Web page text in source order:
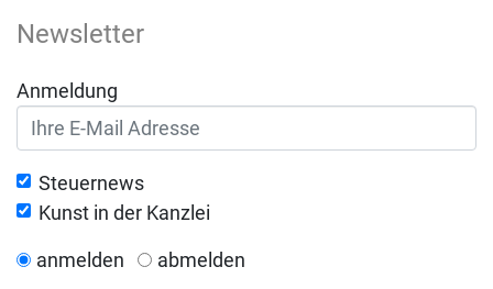
Newsletter
Anmeldung
Steuernews
Kunst in der Kanzlei
anmelden abmelden